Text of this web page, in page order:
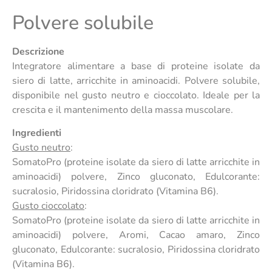
Polvere solubile
Descrizione
Integratore alimentare a base di proteine isolate da
siero di latte, arricchite in aminoacidi. Polvere solubile,
disponibile nel gusto neutro e cioccolato. Ideale per la
crescita e il mantenimento della massa muscolare.
Ingredienti
Gusto neutro:
SomatoPro (proteine isolate da siero di latte arricchite in
aminoacidi) polvere, Zinco gluconato, Edulcorante:
sucralosio, Piridossina cloridrato (Vitamina B6).
Gusto cioccolato:
SomatoPro (proteine isolate da siero di latte arricchite in
aminoacidi) polvere, Aromi, Cacao amaro, Zinco
gluconato, Edulcorante: sucralosio, Piridossina cloridrato
(Vitamina B6).